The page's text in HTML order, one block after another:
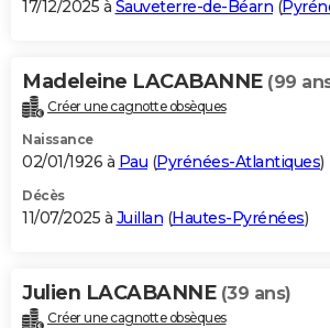
17/12/2025 à Sauveterre-de-Béarn (
Madeleine LACABANNE (99
Créer une cagnotte obsèques
Naissance
02/01/1926 à Pau (Pyrénées-Atlantiques)
Décès
11/07/2025 à Juillan (Hautes-Pyrénées)
Julien LACABANNE (39 ans)
Créer une cagnotte obsèques